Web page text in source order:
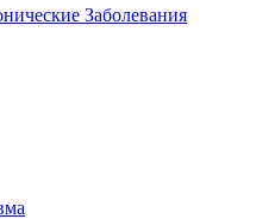
Заболевания